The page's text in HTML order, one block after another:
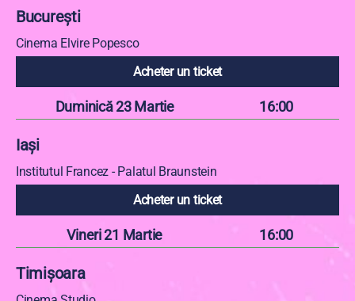
București
Cinema Elvire Popesco
Acheter un ticket
Duminică 23 Martie 16:00
Iași
Institutul Francez - Palatul Braunstein
Acheter un ticket
Vineri 21 Martie 16:00
Timișoara